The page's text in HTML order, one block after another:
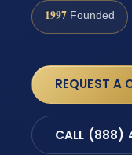
1997 Founded
REQUEST A
CALL (888)